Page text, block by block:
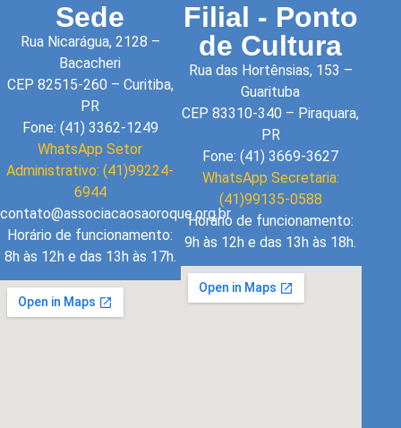
Sede
Rua Nicarágua, 2128 –
Bacacheri
CEP 82515-260 – Curitiba,
PR
Fone: (41) 3362-1249
WhatsApp Setor
Administrativo: (41)99224-
6944
contato@associacaosaoroque.org.br
Horário de funcionamento:
8h às 12h e das 13h às 17h.
Filial - Ponto
de Cultura
Rua das Hortênsias, 153 –
Guarituba
CEP 83310-340 – Piraquara,
PR
Fone: (41) 3669-3627
WhatsApp Secretaria:
(41)99135-0588
Horário de funcionamento:
9h às 12h e das 13h às 18h.